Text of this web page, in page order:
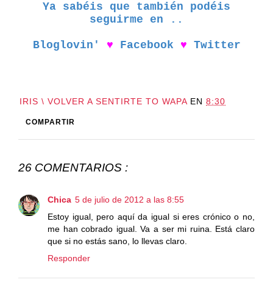
Ya sabéis que también podéis
seguirme en ..
Bloglovin' ♥ Facebook ♥ Twitter
IRIS \ VOLVER A SENTIRTE TO WAPA EN 8:30
COMPARTIR
26 COMENTARIOS :
Chica 5 de julio de 2012 a las 8:55
Estoy igual, pero aquí da igual si eres crónico o no,
me han cobrado igual. Va a ser mi ruina. Está claro
que si no estás sano, lo llevas claro.
Responder